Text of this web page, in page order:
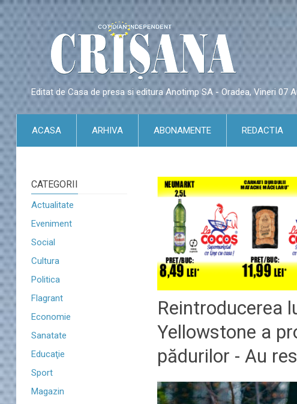
Editat de Casa de presa si editura Anotimp SA - Oradea, Vineri 07
ACASA ARHIVA ABONAMENTE REDACTIA
CATEGORII
Actualitate
Eveniment
Social
Cultura
Politica
Flagrant
Economie
Sanatate
Educaţie
Sport
Magazin
Reintroducerea
Yellowstone a
pădurilor - Au